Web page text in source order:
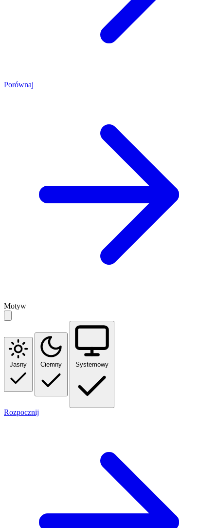
Porównaj
Motyw
Jasny Ciemny Systemowy
Rozpocznij